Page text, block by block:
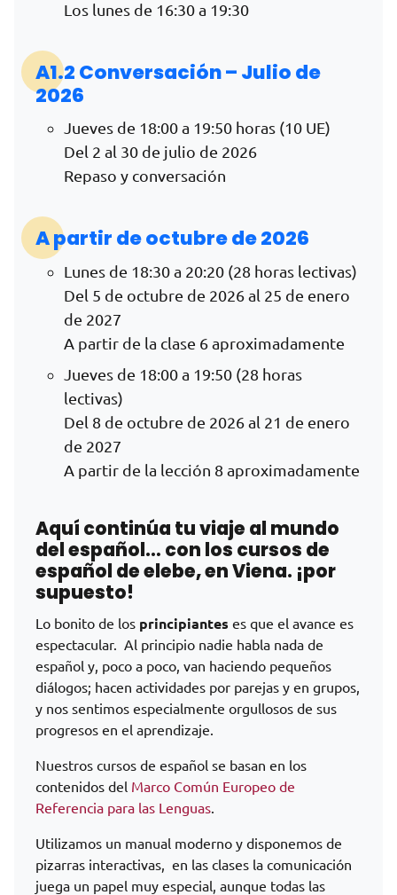
Los lunes de 16:30 a 19:30
A1.2 Conversación – Julio de
2026
Jueves de 18:00 a 19:50 horas (10 UE)
Del 2 al 30 de julio de 2026
Repaso y conversación
A partir de octubre de 2026
Lunes de 18:30 a 20:20 (28 horas lectivas)
Del 5 de octubre de 2026 al 25 de enero
de 2027
A partir de la clase 6 aproximadamente
Jueves de 18:00 a 19:50 (28 horas
lectivas)
Del 8 de octubre de 2026 al 21 de enero
de 2027
A partir de la lección 8 aproximadamente
Aquí continúa tu viaje al mundo
del español… con los cursos de
español de elebe, en Viena. ¡por
supuesto!
Lo bonito de los principiantes es que el avance es
espectacular. Al principio nadie habla nada de
español y, poco a poco, van haciendo pequeños
diálogos; hacen actividades por parejas y en grupos,
y nos sentimos especialmente orgullosos de sus
progresos en el aprendizaje.
Nuestros cursos de español se basan en los
contenidos del Marco Común Europeo de
Referencia para las Lenguas.
Utilizamos un manual moderno y disponemos de
pizarras interactivas, en las clases la comunicación
juega un papel muy especial, aunque todas las